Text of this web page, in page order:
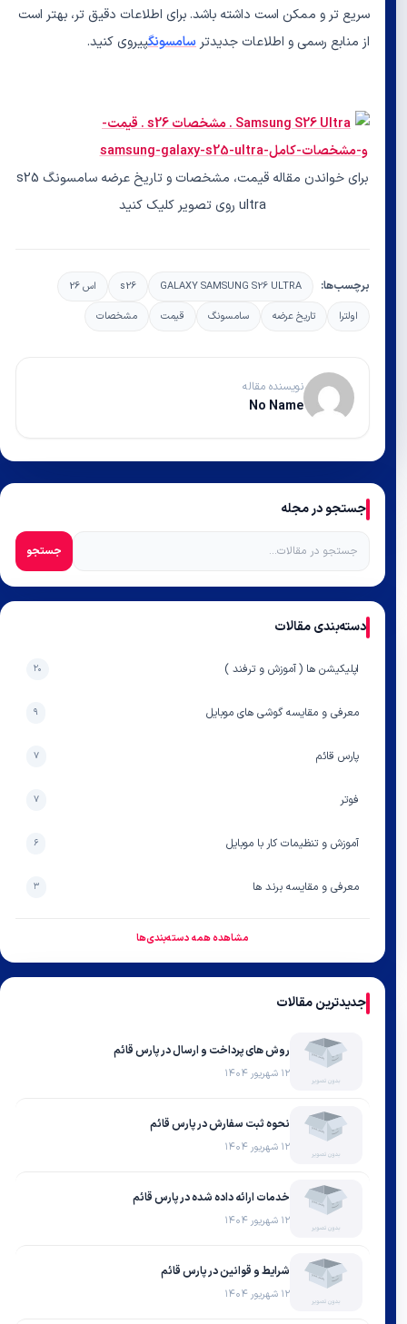
سریع تر و ممکن است داشته باشد. برای اطلاعات دقیق تر، بهتر است
از منابع رسمی و اطلاعات جدیدترسامسونگپیروی کنید.
برای خواندن مقاله قیمت، مشخصات و تاریخ عرضه سامسونگ s25
ultra روی تصویر کلیک کنید
برچسب‌ها: GALAXY SAMSUNG S26 ULTRA
s26
اس 26
اولترا
تاریخ عرضه سامسونگ قیمت مشخصات
نویسنده مقاله
No Name
جستجو در مجله
جستجو
دسته‌بندی مقالات
اپلیکیشن ها ( آموزش و ترفند )
معرفی و مقایسه گوشی های موبایل
پارس قائم
فوتر
آموزش و تنظیمات کار با موبایل
معرفی و مقایسه برند ها
مشاهده همه دسته‌بندی‌ها
جدیدترین مقالات
روش های پرداخت و ارسال در پارس قائم
نحوه ثبت سفارش در پارس قائم
خدمات ارائه داده شده در پارس قائم
شرایط و قوانین در پارس قائم